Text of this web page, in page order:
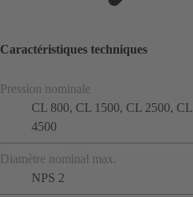
Caractéristiques techniques
Pression nominale
CL 800, CL 1500, CL 2500, CL
4500
Diamètre nominal max.
NPS 2